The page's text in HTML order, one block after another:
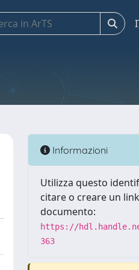
Informazioni
Utilizza questo
citare o creare un
documento:
https://
363